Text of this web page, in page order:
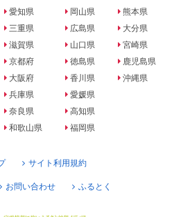
愛知県
三重県
滋賀県
京都府
大阪府
兵庫県
奈良県
和歌山県
岡山県
広島県
山口県
徳島県
香川県
愛媛県
高知県
福岡県
熊本県
大分県
宮崎県
鹿児島県
沖縄県
サイト利用規約
お問い合わせ ふるとく